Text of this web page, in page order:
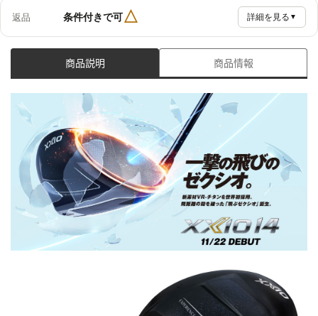
返品 条件付きで可△ 詳細を見る ▼
商品説明 商品情報